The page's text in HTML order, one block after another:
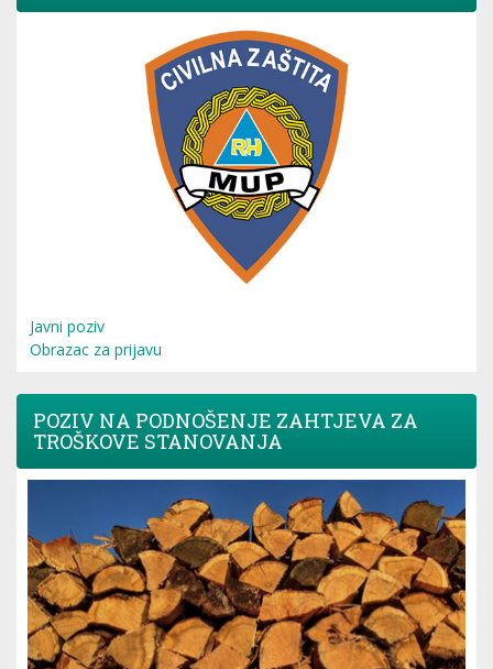
Javni poziv
Obrazac za prijavu
POZIV NA PODNOŠENJE ZAHTJEVA ZA
TROŠKOVE STANOVANJA